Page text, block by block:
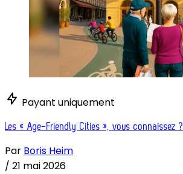
Payant uniquement
Les « Age-Friendly Cities », vous connaissez ?
Par Boris Heim
/ 21 mai 2026